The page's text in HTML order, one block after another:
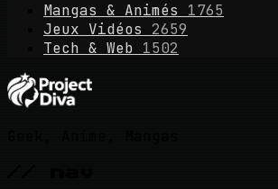
Mangas & Animés
1765
Jeux Vidéos
2659
Tech & Web 1502